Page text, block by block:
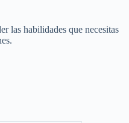
las habilidades que necesitas